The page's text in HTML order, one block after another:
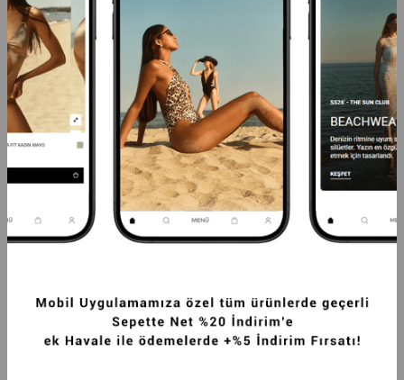
PREMIUM KYBELE  OVERSIZE KRUVAZE
DOKUMA  CEKET SIYAH
+4
PREMIUM VENTO ORTA BEL WIDE LEG
DOKUMA PANTOLON SIYAH
+4